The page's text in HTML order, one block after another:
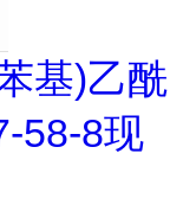
基)乙酰
58-8现